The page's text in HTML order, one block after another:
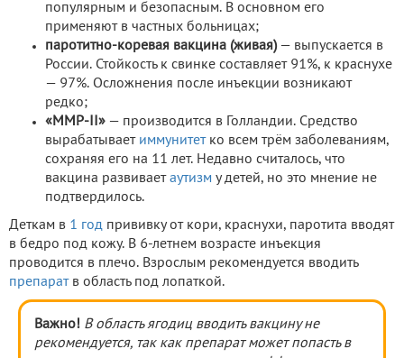
популярным и безопасным. В основном его
применяют в частных больницах;
паротитно-коревая вакцина (живая)— выпускается в
России. Стойкость к свинке составляет 91%, к краснухе
— 97%. Осложнения после инъекции возникают
редко;
«MMP-II» — производится в Голландии. Средство
вырабатывает иммунитетко всем трём заболеваниям,
сохраняя его на 11 лет. Недавно считалось, что
вакцина развивает аутизм у детей, но это мнение не
подтвердилось.
Деткам в 1 год прививку от кори, краснухи, паротита вводят
в бедро под кожу. В 6-летнем возрасте инъекция
проводится в плечо. Взрослым рекомендуется вводить
препаратв область под лопаткой.
Важно! В область ягодиц вводить вакцину не
рекомендуется, так как препарат может попасть в